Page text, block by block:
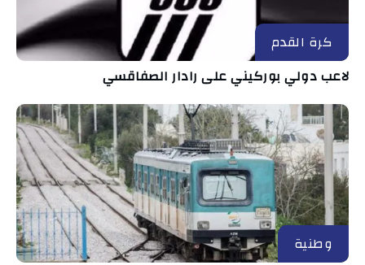
كرة القدم
لاعب دولي بوركيني على رادار الصفاقسي
وطنية